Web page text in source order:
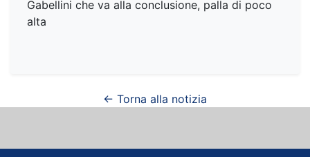
Gabellini che va alla conclusione, palla di poco
alta
← Torna alla notizia